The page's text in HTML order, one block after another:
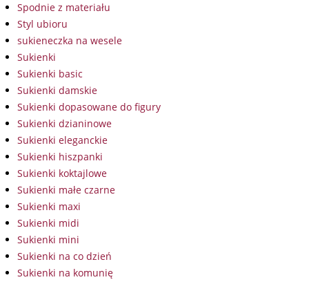
Spodnie z materiału
Styl ubioru
sukieneczka na wesele
Sukienki
Sukienki basic
Sukienki damskie
Sukienki dopasowane do figury
Sukienki dzianinowe
Sukienki eleganckie
Sukienki hiszpanki
Sukienki koktajlowe
Sukienki małe czarne
Sukienki maxi
Sukienki midi
Sukienki mini
Sukienki na co dzień
Sukienki na komunię